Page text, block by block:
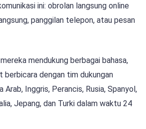
ini: obrolan langsung online
panggilan telepon, atau pesan
mendukung berbagai bahasa,
berbicara dengan tim dukungan
Arab, Inggris, Perancis, Rusia, Spanyol,
Jepang, dan Turki dalam waktu 24